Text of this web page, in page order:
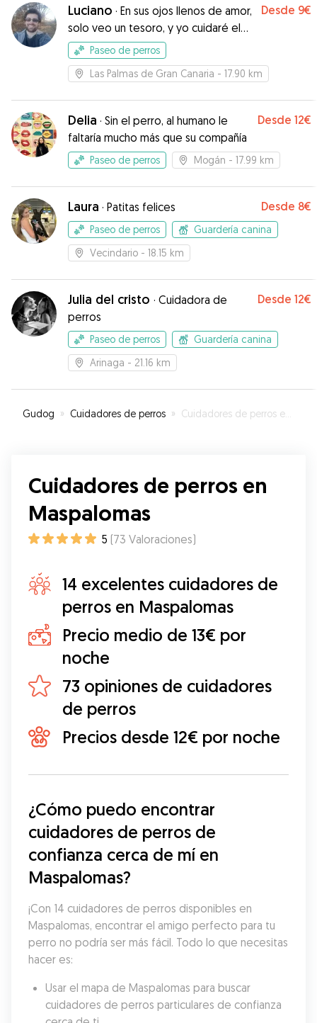
Luciano · En sus ojos llenos de amor,
solo veo un tesoro, y yo cuidaré el
tuyo!
Desde 9€
Paseo de perros
Las Palmas de Gran Canaria - 17.90 km
Delia · Sin el perro, al humano le
faltaría mucho más que su compañía
Desde 12€
Paseo de perros Mogán - 17.99 km
Laura · Patitas felices Desde 8€
Paseo de perros
Guardería canina
Vecindario - 18.15 km
Julia del cristo · Cuidadora de
perros
Desde 12€
Paseo de perros
Guardería canina
Arinaga - 21.16 km
Gudog » Cuidadores de perros » Cuidadores de perros en Maspalomas
Cuidadores de perros en
Maspalomas
5 (73 Valoraciones)
14 excelentes cuidadores de
perros en Maspalomas
Precio medio de 13€ por
noche
73 opiniones de cuidadores
de perros
Precios desde 12€ por noche
¿Cómo puedo encontrar
cuidadores de perros de
confianza cerca de mí en
Maspalomas?
¡Con 14 cuidadores de perros disponibles en
Maspalomas, encontrar el amigo perfecto para tu
perro no podría ser más fácil. Todo lo que necesitas
hacer es:
Usar el mapa de Maspalomas para buscar
cuidadores de perros particulares de confianza